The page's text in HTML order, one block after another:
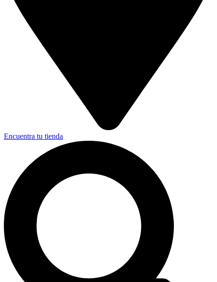
Encuentra tu tienda